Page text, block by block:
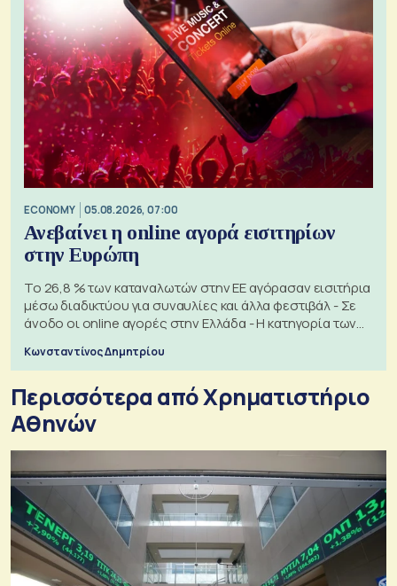
ECONOMY 05.08.2026, 07:00
Ανεβαίνει η online αγορά εισιτηρίων
στην Ευρώπη
Το 26,8 % των καταναλωτών στην ΕΕ αγόρασαν εισιτήρια
μέσω διαδικτύου για συναυλίες και άλλα φεστιβάλ - Σε
άνοδο οι online αγορές στην Ελλάδα - Η κατηγορία των
εισιτηρίων
Κωνσταντίνος Δημητρίου
Περισσότερα από Xρηματιστήριο
Αθηνών